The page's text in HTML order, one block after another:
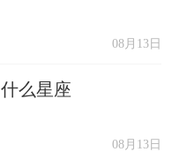
08月13日
么星座
08月13日